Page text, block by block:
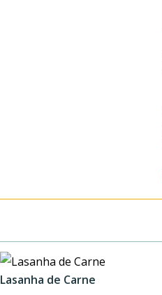
Lasanha de Carne